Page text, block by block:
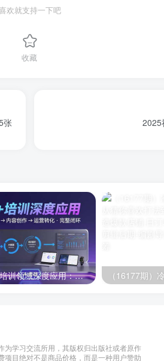
欢就支持一下吧
收藏
张
2025
AI技术+培训领域深度应用：需求洞察-内容创作-运营转化 的完整闭环
学习交流所用，其版权归出版社或者原作
目绝对不是商品价格，而是一种用户赞助